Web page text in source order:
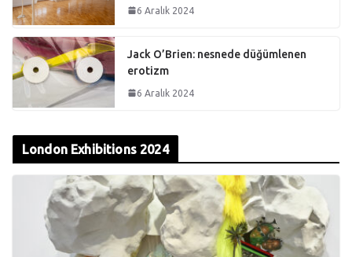
6 Aralık 2024
Jack O’Brien: nesnede düğümlenen
erotizm
6 Aralık 2024
London Exhibitions 2024